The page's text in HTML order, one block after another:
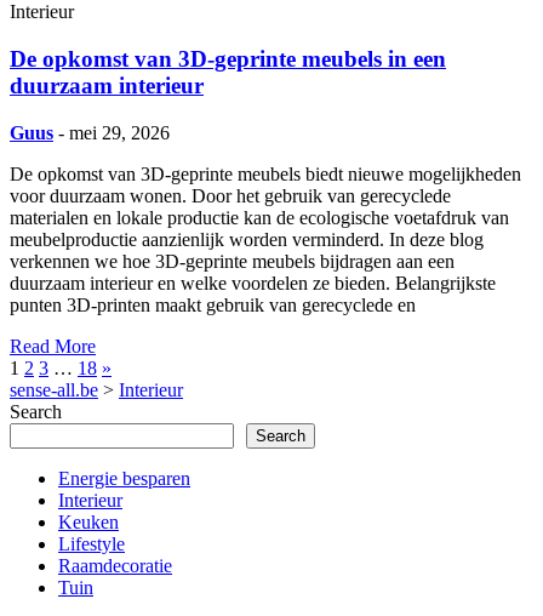
Interieur
De opkomst van 3D-geprinte meubels in een
duurzaam interieur
Guus - mei 29, 2026
De opkomst van 3D-geprinte meubels biedt nieuwe mogelijkheden
voor duurzaam wonen. Door het gebruik van gerecyclede
materialen en lokale productie kan de ecologische voetafdruk van
meubelproductie aanzienlijk worden verminderd. In deze blog
verkennen we hoe 3D-geprinte meubels bijdragen aan een
duurzaam interieur en welke voordelen ze bieden. Belangrijkste
punten 3D-printen maakt gebruik van gerecyclede en
Read More
1 2 3 … 18 »
sense-all.be > Interieur
Search
Search
Energie besparen
Interieur
Keuken
Lifestyle
Raamdecoratie
Tuin